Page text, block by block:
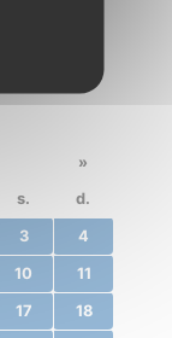
»
s. d.
3 4
10 11
17 18